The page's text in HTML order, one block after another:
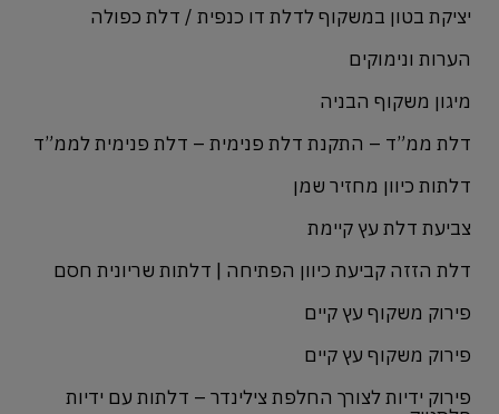
יציקת בטון במשקוף לדלת דו כנפית / דלת כפולה
הערות ונימוקים
מיגון משקוף הבניה
דלת ממ”ד – התקנת דלת פנימית – דלת פנימית לממ”ד
דלתות כיוון מחזיר שמן
צביעת דלת עץ קיימת
דלת הזזה קביעת כיוון הפתיחה | דלתות שריונית חסם
פירוק משקוף עץ קיים
פירוק משקוף עץ קיים
פירוק ידיות לצורך החלפת צילינדר – דלתות עם ידיות